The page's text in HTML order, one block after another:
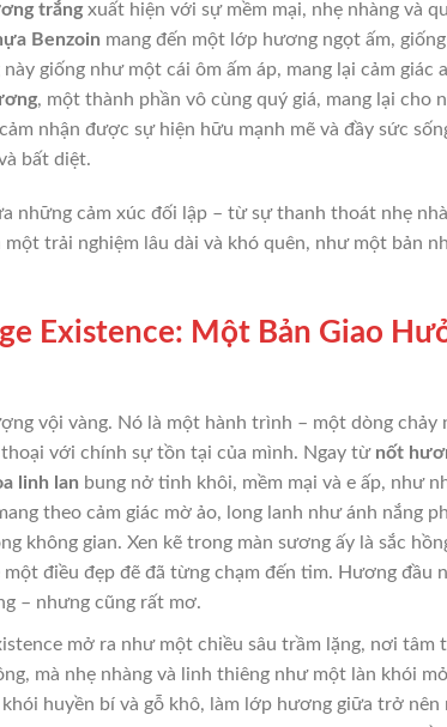
trắngxuất hiện với sự mềm mại, nhẹ nhàng và
Benzoin mang đến một lớp hương ngọt ấm,
giống như một cái ôm ấm áp, mang lại cảm giác
, một thành phần vô cùng quý giá, mang lại cho
nhận được sự hiện hữu mạnh mẽ và đầy sức
bất diệt.
những cảm xúc đối lập – từ sự thanh thoát nhẹ
trải nghiệm lâu dài và khó quên, như một bản
Existence: Một Bản Giao
vội vàng. Nó là một hành trình – một dòng chảy
với chính sự tồn tại của mình. Ngay từ nốt
linh lan bung nở tinh khôi, mềm mại và e ấp, như
theo cảm giác mờ ảo, long lanh như ánh nắng
không gian. Xen kẽ trong màn sương ấy là sắc
điều đẹp đẽ đã từng chạm đến tim. Hương đầu
– nhưng cũng rất mơ.
mở ra như một chiều sâu trầm lặng, nơi tâm
mà nhẹ nhàng và linh thiêng như một làn khói
huyền bí và gỗ khô, làm lớp hương giữa trở nên